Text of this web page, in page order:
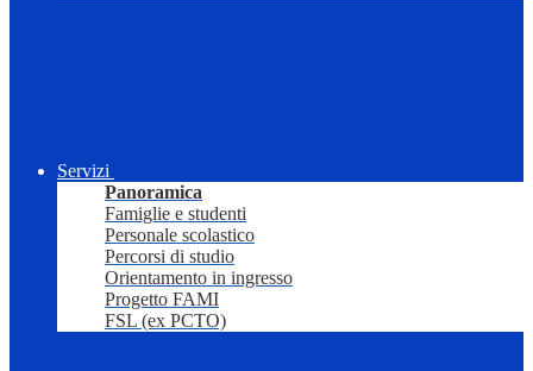
Servizi
Panoramica
Famiglie e studenti
Personale scolastico
Percorsi di studio
Orientamento in ingresso
Progetto FAMI
FSL (ex PCTO)